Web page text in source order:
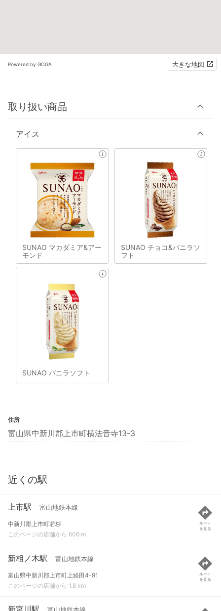
Powered by GOGA 大きな地図
取り扱い商品
アイス
SUNAO マカダミア&アー
モンド
SUNAO チョコ&バニラソ
フト
SUNAO バニラソフト
住所
富山県中新川郡上市町横法音寺13-3
近くの駅
上市駅 富山地鉄本線
中新川郡上市町若杉
このページの店舗から 606 m
ルート
を見る
新相ノ木駅 富山地鉄本線
富山県中新川郡上市町上経田4-91
このページの店舗から 1.8 km
ルート
を見る
新宮川駅